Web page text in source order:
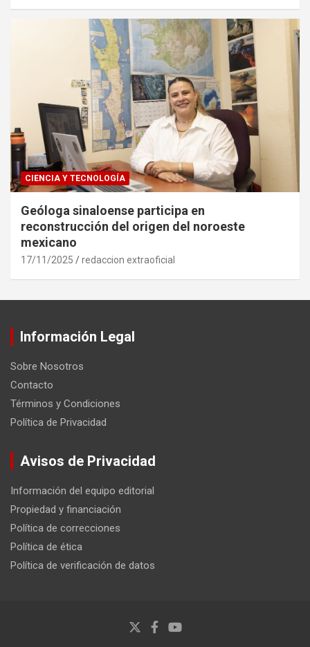
CIENCIA Y TECNOLOGÍA
Geóloga sinaloense participa en
reconstrucción del origen del noroeste
mexicano
17/11/2025 redaccion extraoficial
Información Legal
Sobre Nosotros
Contacto
Términos y Condiciones
Política de Privacidad
Avisos de Privacidad
Información del equipo editorial
Propiedad y financiación
Política de correcciones
Política de ética
Política de verificación de datos